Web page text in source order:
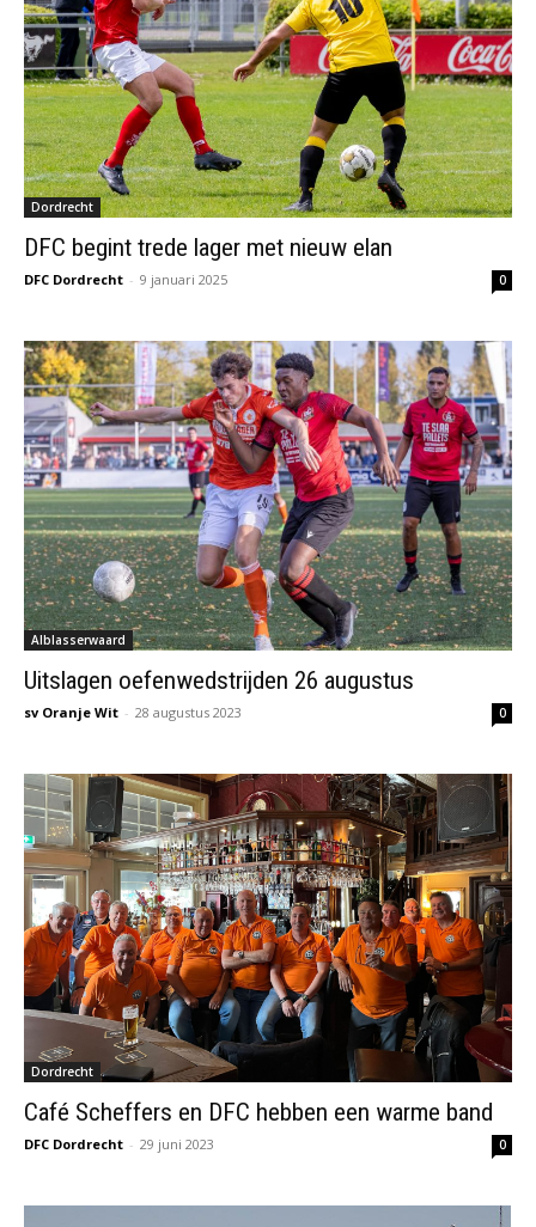
Dordrecht
DFC begint trede lager met nieuw elan
DFC Dordrecht - 9 januari 2025 0
Alblasserwaard
Uitslagen oefenwedstrijden 26 augustus
sv Oranje Wit - 28 augustus 2023 0
Dordrecht
Café Scheffers en DFC hebben een warme band
DFC Dordrecht - 29 juni 2023 0